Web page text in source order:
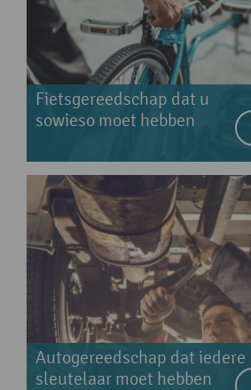
Fietsgereedschap dat u
sowieso moet hebben
Autogereedschap dat iedere
sleutelaar moet hebben